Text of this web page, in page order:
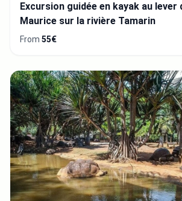
Excursion guidée en kayak au lever
Maurice sur la rivière Tamarin
From 55€